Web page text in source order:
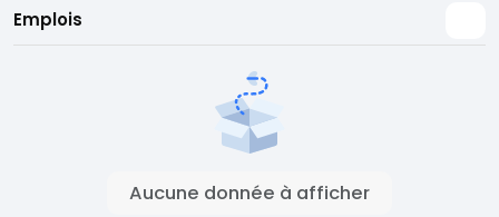
Emplois
Aucune donnée à afficher